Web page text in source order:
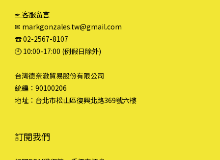
✒ 客服留言
✉ markgonzales.tw@gmail.com
☎︎ 02-2567-8107
🕙︎ 10:00-17:00 (例假日除外)
台灣德奈澈貿易股份有限公司
統編：90100206
地址：台北市松山區復興北路369號六樓
訂閱我們